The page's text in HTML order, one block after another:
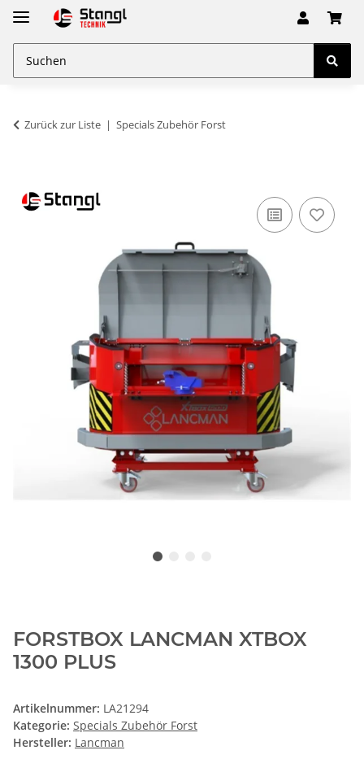
Zurück zur Liste Specials Zubehör Forst
FORSTBOX LANCMAN XTBOX
1300 PLUS
Artikelnummer: LA21294
Kategorie: Specials Zubehör Forst
Hersteller: Lancman